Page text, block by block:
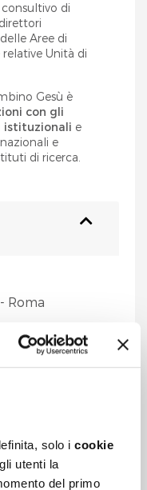
solo i cookie
utenti la
del primo
di
Aree di
Unità di
Gesù è
con gli
istituzionali e
e
di ricerca.
Roma